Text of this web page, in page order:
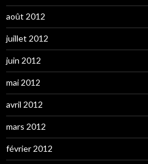
août 2012
juillet 2012
juin 2012
mai 2012
avril 2012
mars 2012
février 2012